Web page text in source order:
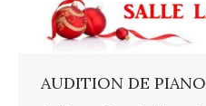
AUDITION DE PIANO